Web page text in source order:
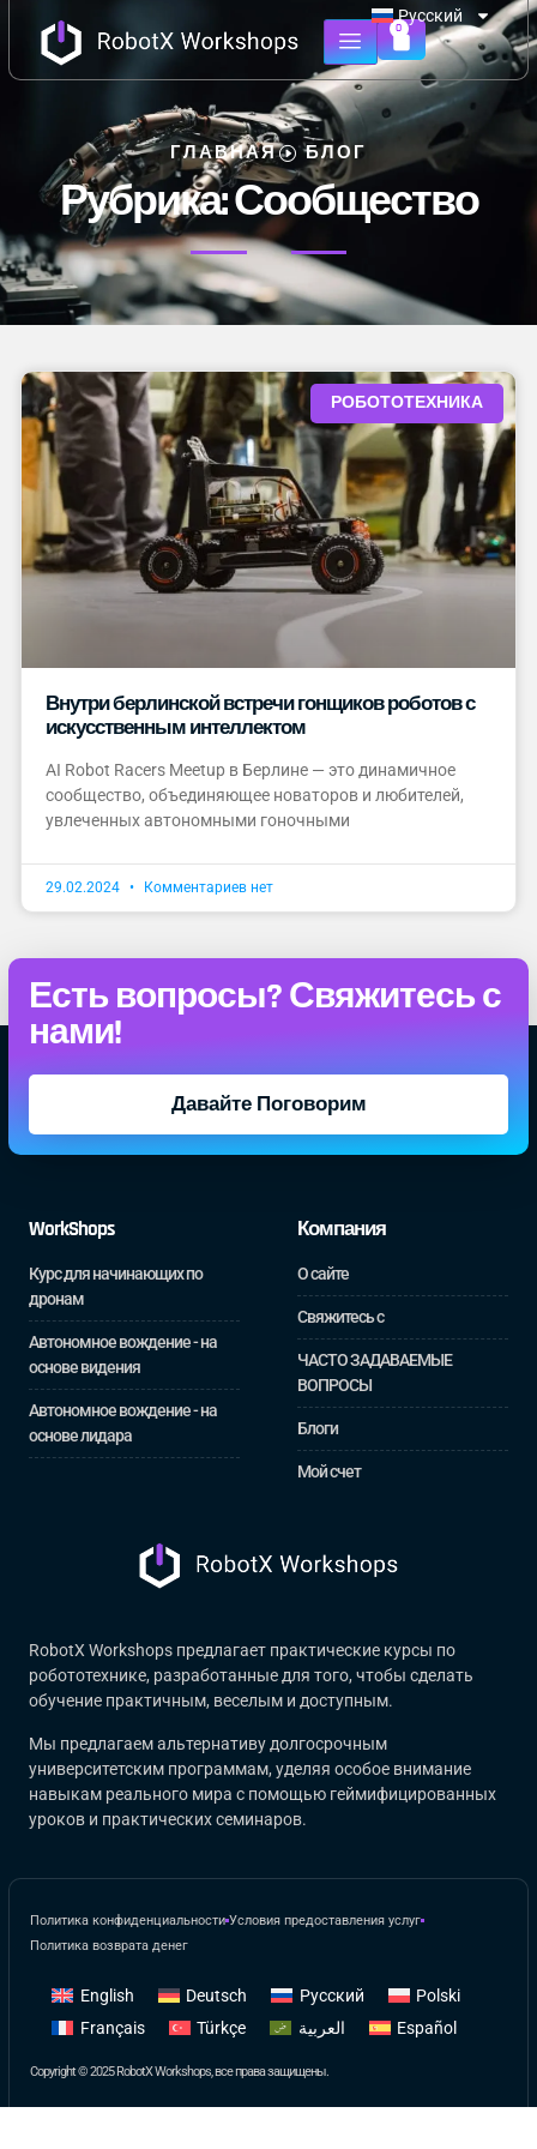
Русский
0
ГЛАВНАЯ БЛОГ
Рубрика: Сообщество
РОБОТОТЕХНИКА
Внутри берлинской встречи гонщиков роботов с
искусственным интеллектом
AI Robot Racers Meetup в Берлине — это динамичное
сообщество, объединяющее новаторов и любителей,
увлеченных автономными гоночными
29.02.2024 Комментариев нет
Есть вопросы? Свяжитесь с
нами!
Давайте Поговорим
WorkShops
Курс для начинающих по
дронам
Автономное вождение - на
основе видения
Автономное вождение - на
основе лидара
Компания
О сайте
Свяжитесь с
ЧАСТО ЗАДАВАЕМЫЕ
ВОПРОСЫ
Блоги
Мой счет
RobotX Workshops предлагает практические курсы по
робототехнике, разработанные для того, чтобы сделать
обучение практичным, веселым и доступным.
Мы предлагаем альтернативу долгосрочным
университетским программам, уделяя особое внимание
навыкам реального мира с помощью геймифицированных
уроков и практических семинаров.
Политика конфиденциальности Условия предоставления услуг
Политика возврата денег
English Deutsch Русский
Polski
Français
Türkçe العربية Español
Copyright © 2025 RobotX Workshops, все права защищены.